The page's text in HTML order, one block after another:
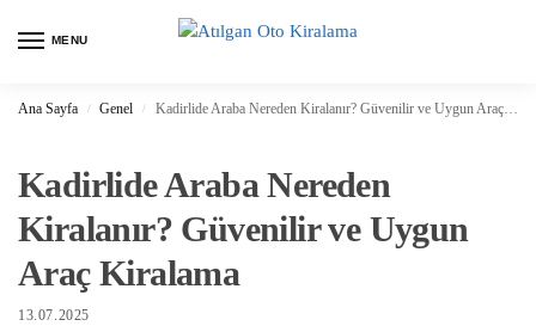
MENU
Ana Sayfa / Genel / Kadirlide Araba Nereden Kiralanır? Güvenilir ve Uygun Araç Kiralama
Kadirlide Araba Nereden
Kiralanır? Güvenilir ve Uygun
Araç Kiralama
13.07.2025